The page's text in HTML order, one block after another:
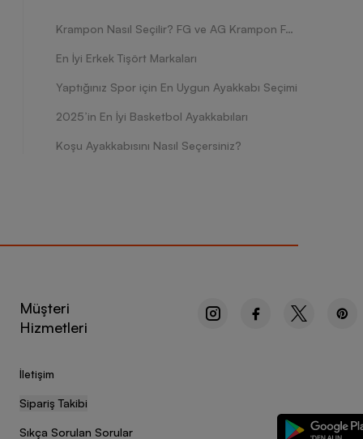
Krampon Nasıl Seçilir? FG ve AG Krampon Farkları Nelerdir?
En İyi Erkek Tişört Markaları
Yaptığınız Spor için En Uygun Ayakkabı Seçimi
2025’in En İyi Basketbol Ayakkabıları
Koşu Ayakkabısını Nasıl Seçersiniz?
Müşteri
Hizmetleri
İletişim
Sipariş Takibi
Sıkça Sorulan Sorular